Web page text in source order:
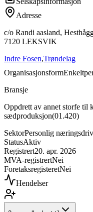
Adresse
c/o Randi aasland,
7120 LEKSVIK
Indre Fosen,Trøndelag
Organisasjonsform
Bransje
Oppdrett av annet storfe til
sædproduksjon(01.420)
SektorPersonlig
StatusAktiv
Registrert20. apr. 2026
MVA-registrertNei
ForetaksregisteretNei
Hendelser